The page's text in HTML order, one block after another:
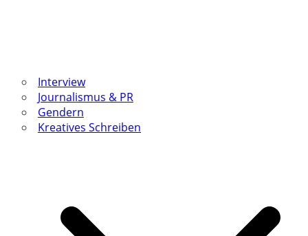
Interview
Journalismus & PR
Gendern
Kreatives Schreiben